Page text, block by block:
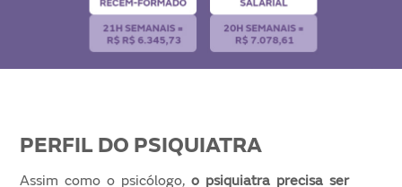
PERFIL DO PSIQUIATRA
Assim como o psicólogo,o psiquiatra precisa ser